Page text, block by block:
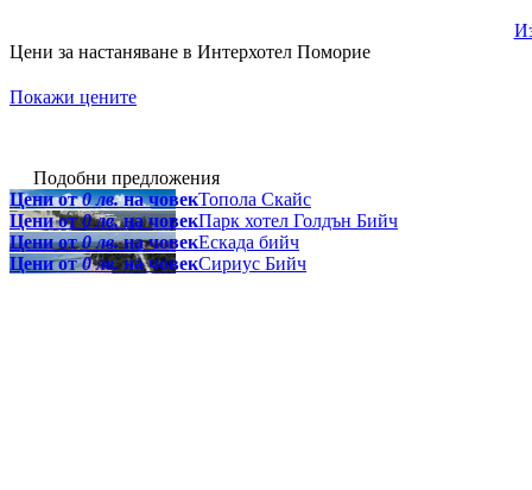
Цени за настаняване в Интерхотел Поморие
Покажи цените
Подобни предложения
Цени от0 лв.на човекТопола Скайс
Цени от0 лв.на човекПарк хотел Голдън Бийч
Цени от0 лв.на човекЕскада бийч
Цени от0 лв.на човекСириус Бийч